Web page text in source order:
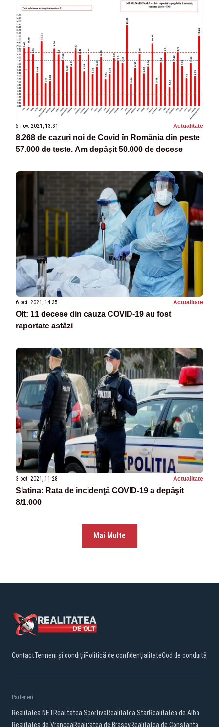
5 nov. 2021, 13:31 Actualitate
8.268 de cazuri noi de Covid în România din peste
57.000 de teste. Am depășit 50.000 de decese
6 oct. 2021, 14:35 Actualitate
Olt: 11 decese din cauza COVID-19 au fost
raportate astăzi
3 oct. 2021, 11:28 Actualitate
Slatina: Rata de incidenţă COVID-19 a depăşit
8/1.000
Mai Multe
ContactTermeni și condițiiPolitică de confidențialitateCod de conduită
Parteneri:
Realitatea.NETRealitatea SportivaRealitatea StarRealitatea de Alba
Realitatea de VranceaRealitatea de BrasovRealitatea de Constanta